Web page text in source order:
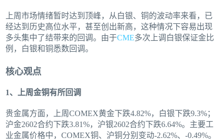
上周市场情绪暂时达到顶峰，从白银、铜的波动率来看，已
经达到历史高位水平，甚至创出新高，这种情况下容易出现
多头集中了结带来的回调。由于CME多次上调白银保证金比
例，白银和铜悉数回调。
核心观点
1、上周金铜有所回调
贵金属方面，上周COMEX黄金下跌4.82%，白银下跌9.3%；
沪金2602合约下跌3.81%，沪银2602合约下跌6.64%。主要工
业金属价格中，COMEX铜、沪铜分别变动-2.62%、-0.49%。